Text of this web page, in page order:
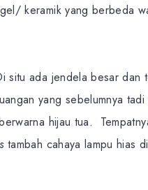
keramik yang berbeda
situ ada jendela besar dan
yang sebelumnya tadi
hijau tua.
tambah cahaya lampu hias